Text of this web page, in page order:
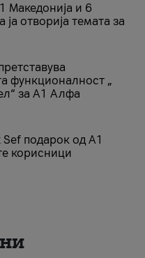
Македонија и 6
отворија темата за
функционалност „
за А1 Алфа
подарок од А1
корисници